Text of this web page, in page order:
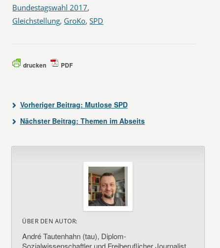
Bundestagswahl 2017,
Gleichstellung, GroKo,SPD
drucken PDF
Vorheriger Beitrag: Mutlose SPD
Nächster Beitrag: Themen im Abseits
ÜBER DEN AUTOR:
André Tautenhahn (tau), Diplom-
Sozialwissenschaftler und Freiberuflicher Journalist.